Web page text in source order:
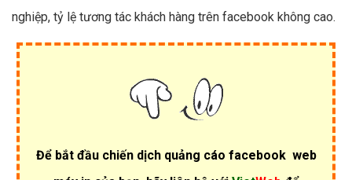
nghiệp, tỷ lệ tương tác khách hàng trên facebook không cao.
Để bắt đầu chiến dịch quảng cáo facebook web